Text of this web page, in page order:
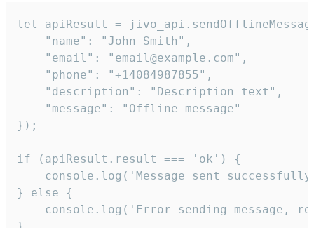
let apiResult =
    "name": "John Smith",
    "email": "email@example.com",
    "phone": "+14084987855",
    "description": "Description text",
    "message": "Offline message"
});
if (apiResult.result === 'ok') {
console.log('Message sent
} else {
console.log('Error sending message,